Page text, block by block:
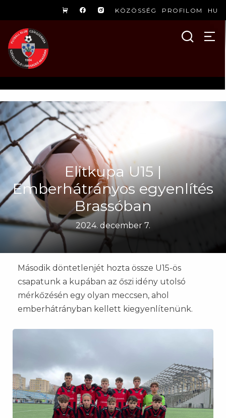
KÖZÖSSÉG PROFILOM HU
Elitkupa U15 |
Emberhátrányos egyenlítés
Brassóban
2024. december 7.
Második döntetlenjét hozta össze U15-ös
csapatunk a kupában az őszi idény utolsó
mérkőzésén egy olyan meccsen, ahol
emberhátrányban kellett kiegyenlítenünk.